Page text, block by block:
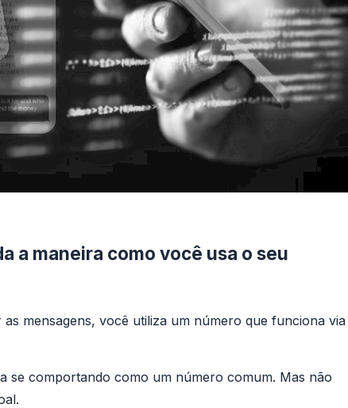
a maneira como você usa o seu
mensagens, você utiliza um número que funciona via
se comportando como um número comum. Mas não